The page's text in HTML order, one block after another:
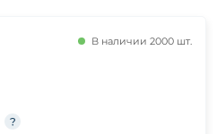
В наличии 2000 шт.